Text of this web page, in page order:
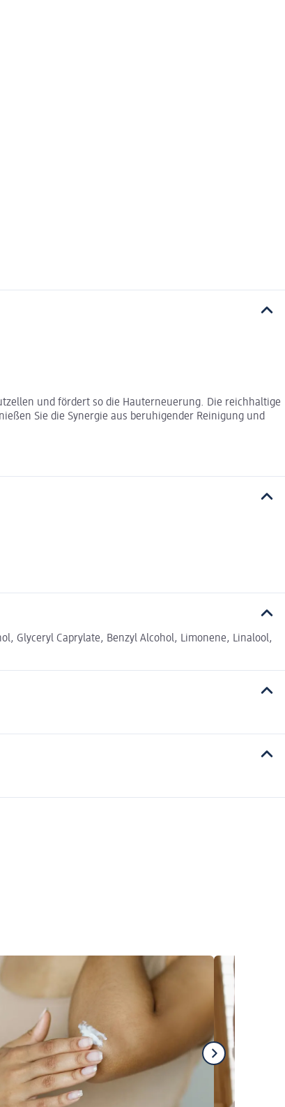
und fördert so die Hauterneuerung. Die reichhaltige
Sie die Synergie aus beruhigender Reinigung und
Glyceryl Caprylate, Benzyl Alcohol, Limonene, Linalool,